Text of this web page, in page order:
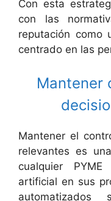
Con esta
con las
reputación como
centrado en las
Mantener
Mantener el
relevantes es
cualquier
artificial en sus